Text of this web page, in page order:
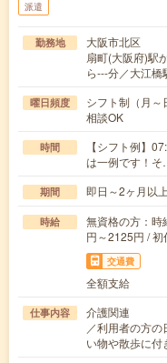
派遣
勤務地
大阪市北区
扇町(大阪府)駅
ら---分／大江橋
曜日頻度
シフト制（月～
相談OK
時間
【シフト例】
は一例です！
期間 即日～2ヶ月以
時給
無資格の方：
円～2125円 /
交通費
全額支給
仕事内容
介護関連
／利用者の方
い物や散歩に